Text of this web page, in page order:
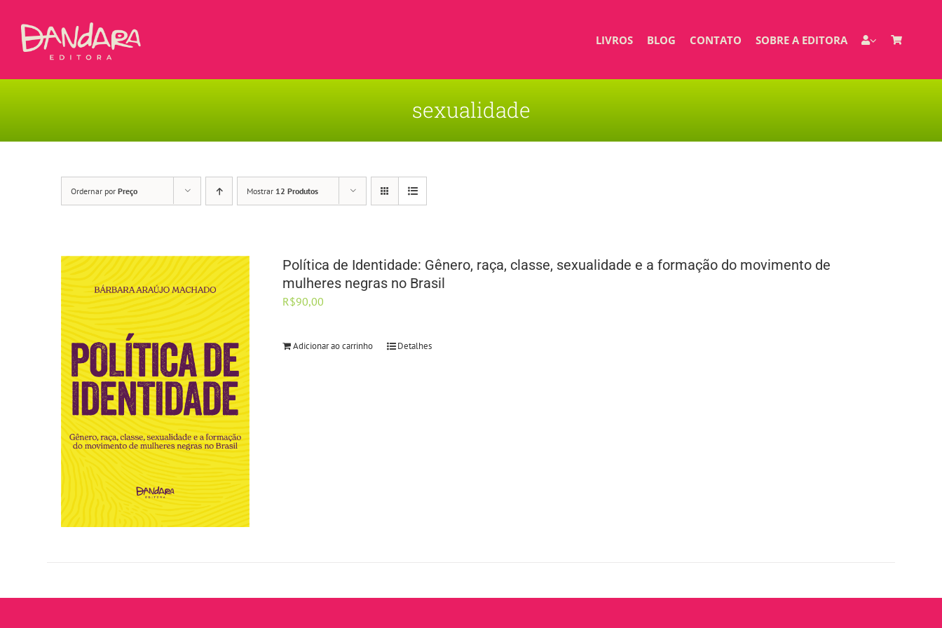
LIVROS BLOG CONTATO SOBRE A EDITORA
sexualidade
Ordernar por Preço Mostrar 12 Produtos
Política de Identidade: Gênero, raça, classe, sexualidade e a formação do movimento de
mulheres negras no Brasil
R$90,00
Adicionar ao carrinho Detalhes